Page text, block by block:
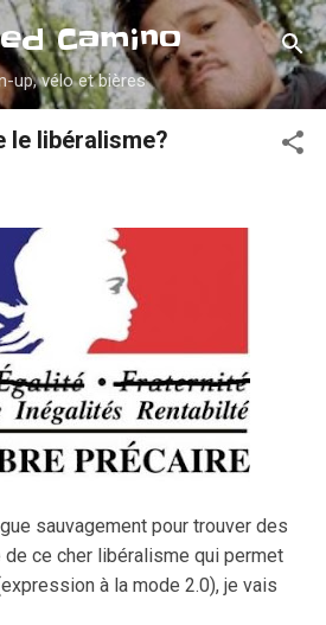
au contenu principal
Camino
up, vélo et bières
le libéralisme?
sauvagement pour trouver des
ce cher libéralisme qui permet
à la mode 2.0), je vais